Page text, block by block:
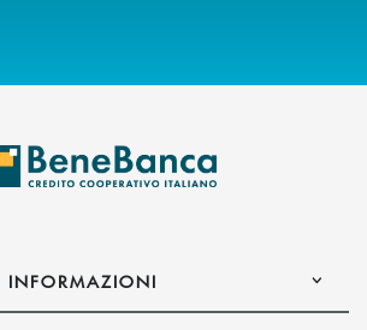
INFORMAZIONI